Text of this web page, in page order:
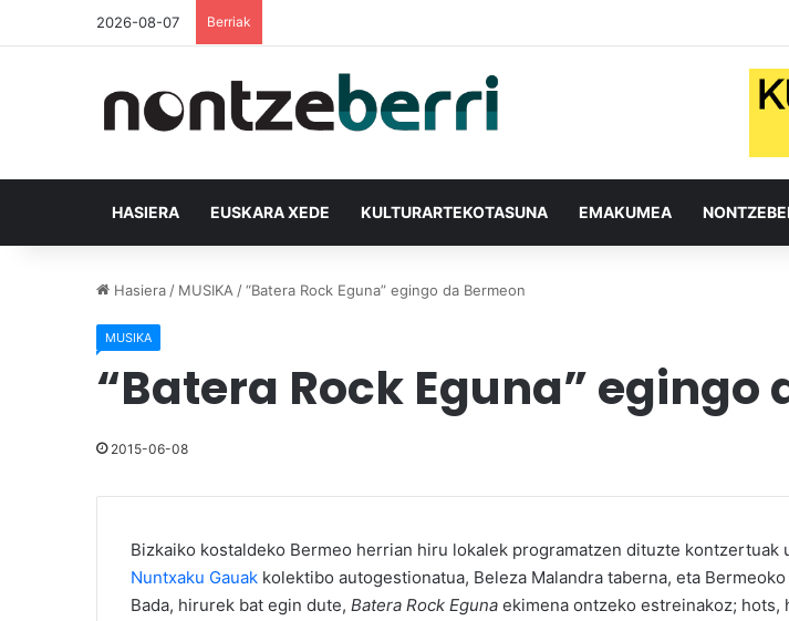
2026-08-07 Berriak
HASIERA EUSKARA XEDE KULTURARTEKOTASUNA EMAKUMEA
Hasiera / MUSIKA /“Batera Rock Eguna” egingo da Bermeon
MUSIKA
“Batera Rock Eguna” egingo
2015-06-08
Bizkaiko kostaldeko Bermeo herrian hiru lokalek programatzen dituzte kontzertuak
Nuntxaku Gauak kolektibo autogestionatua, Beleza Malandra taberna, eta
Bada, hirurek bat egin dute, Batera Rock Eguna ekimena ontzeko estreinakoz; hots,